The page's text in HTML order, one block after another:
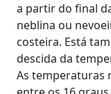
a partir do final
neblina ou
costeira. Está
descida da
As temperaturas